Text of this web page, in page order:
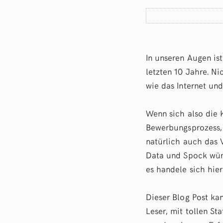
In unseren Augen
letzten 10 Jahre.
wie das Internet
Wenn sich also die
natürlich auch das
Data und Spock
es handele sich
Dieser Blog Post
Leser, mit tollen